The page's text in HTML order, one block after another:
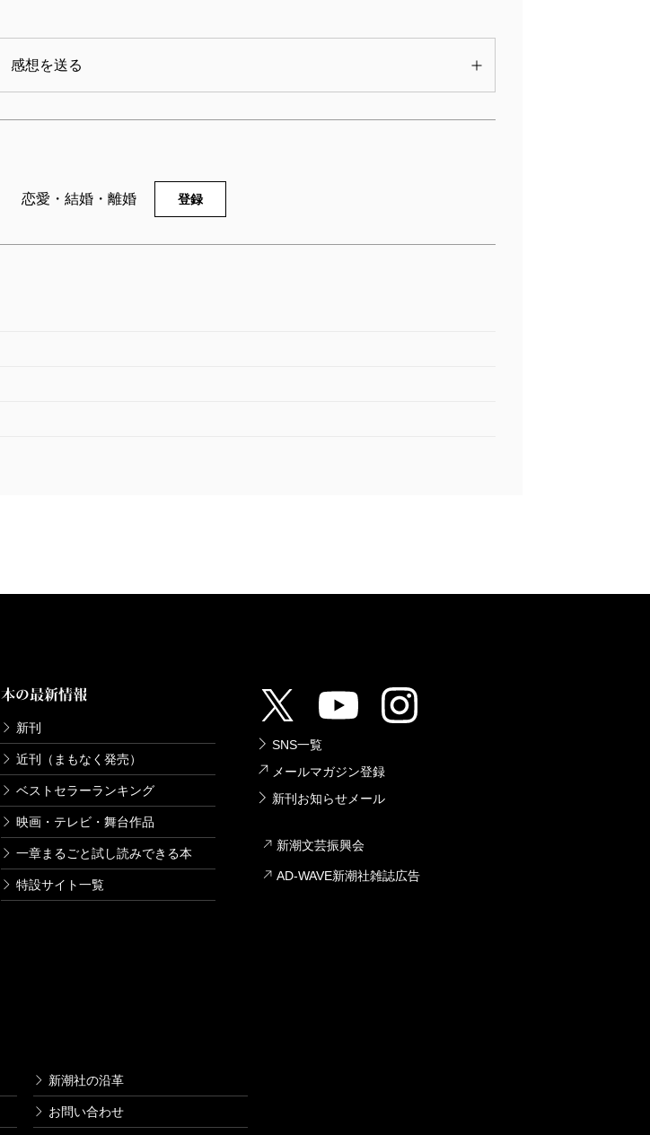
感想を送る
恋愛・結婚・離婚 登録
本の最新情報
新刊
近刊（まもなく発売）
ベストセラーランキング
映画・テレビ・舞台作品
一章まるごと試し読みできる本
特設サイト一覧
新潮社の沿革
お問い合わせ
SNS一覧
メールマガジン登録
新刊お知らせメール
新潮文芸振興会
AD-WAVE新潮社雑誌広告